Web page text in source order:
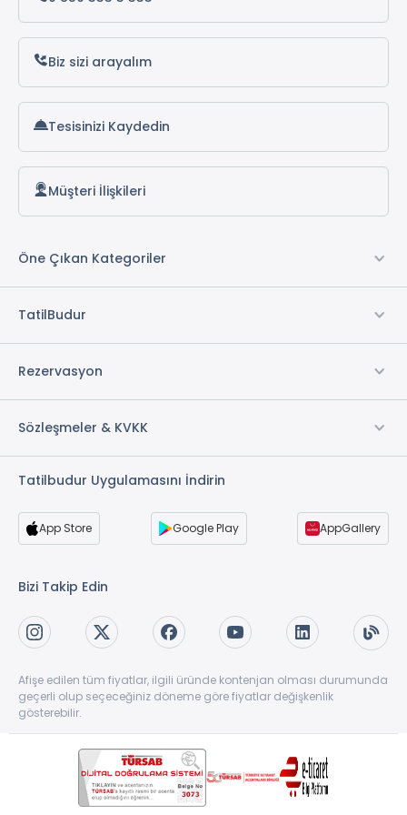
Transfer Hizmeti *
Wi-fi
Ön Büro
Elektrik
* ile işaretli özellikler ücretlidir.
Biz sizi arayalım
Tesisinizi Kaydedin
Müşteri İlişkileri
Öne Çıkan Kategoriler
TatilBudur
Rezervasyon
Sözleşmeler & KVKK
Tatilbudur Uygulamasını İndirin
App Store Google Play AppGallery
Bizi Takip Edin
Afişe edilen tüm fiyatlar, ilgili üründe kontenjan olması durumunda
geçerli olup seçeceğiniz döneme göre fiyatlar değişkenlik
gösterebilir.